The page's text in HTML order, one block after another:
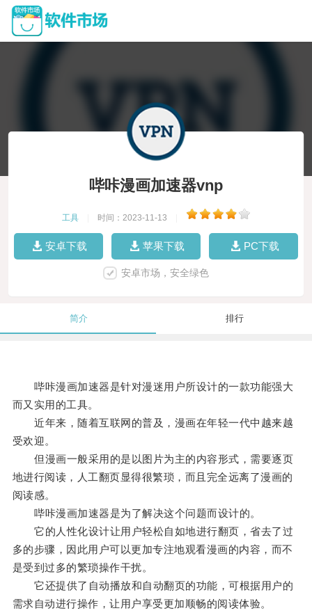
哔咔漫画加速器vnp
工具 时间：2023-11-13
安卓下载 苹果下载 PC下载
安卓市场，安全绿色
简介 排行
哔咔漫画加速器是针对漫迷用户所设计的一款功能强大
而又实用的工具。
近年来，随着互联网的普及，漫画在年轻一代中越来越
受欢迎。
但漫画一般采用的是以图片为主的内容形式，需要逐页
地进行阅读，人工翻页显得很繁琐，而且完全远离了漫画的
阅读感。
哔咔漫画加速器是为了解决这个问题而设计的。
它的人性化设计让用户轻松自如地进行翻页，省去了过
多的步骤，因此用户可以更加专注地观看漫画的内容，而不
是受到过多的繁琐操作干扰。
它还提供了自动播放和自动翻页的功能，可根据用户的
需求自动进行操作，让用户享受更加顺畅的阅读体验。